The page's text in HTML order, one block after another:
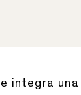
integra una